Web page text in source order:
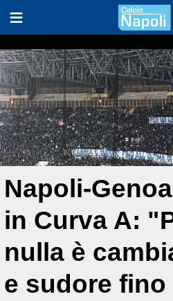
Napoli-
in Curva A:
nulla è
e sudore